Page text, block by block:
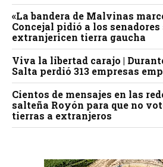
«La bandera de Malvinas
Concejal pidió a los
extranjericen tierra gaucha
Viva la libertad carajo |
Salta perdió 313 empresas
Cientos de mensajes en las
salteña Royón para que no
tierras a extranjeros